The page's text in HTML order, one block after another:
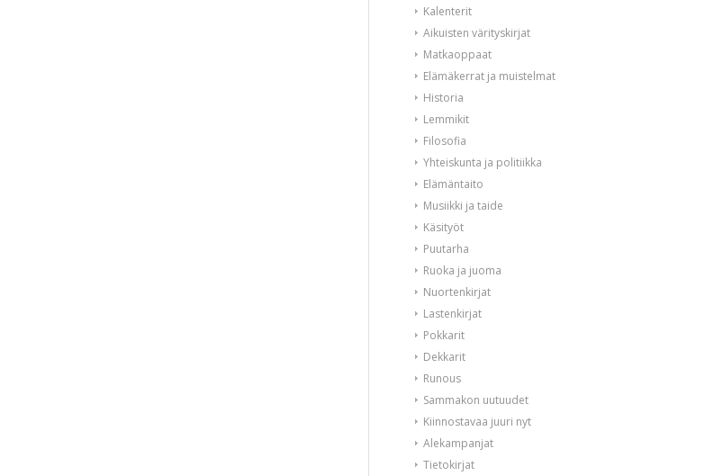
Kalenterit
Aikuisten värityskirjat
Matkaoppaat
Elämäkerrat ja muistelmat
Historia
Lemmikit
Filosofia
Yhteiskunta ja politiikka
Elämäntaito
Musiikki ja taide
Käsityöt
Puutarha
Ruoka ja juoma
Nuortenkirjat
Lastenkirjat
Pokkarit
Dekkarit
Runous
Sammakon uutuudet
Kiinnostavaa juuri nyt
Alekampanjat
Tietokirjat